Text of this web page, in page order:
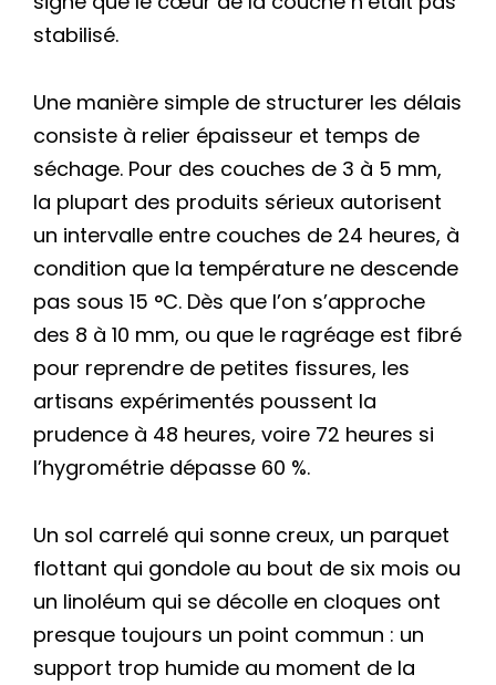
stabilisé.
Une manière simple de structurer les délais
consiste à relier épaisseur et temps de
séchage. Pour des couches de 3 à 5 mm,
la plupart des produits sérieux autorisent
un intervalle entre couches de 24 heures, à
condition que la température ne descende
pas sous 15 °C. Dès que l’on s’approche
des 8 à 10 mm, ou que le ragréage est fibré
pour reprendre de petites fissures, les
artisans expérimentés poussent la
prudence à 48 heures, voire 72 heures si
l’hygrométrie dépasse 60 %.
Un sol carrelé qui sonne creux, un parquet
flottant qui gondole au bout de six mois ou
un linoléum qui se décolle en cloques ont
presque toujours un point commun : un
support trop humide au moment de la